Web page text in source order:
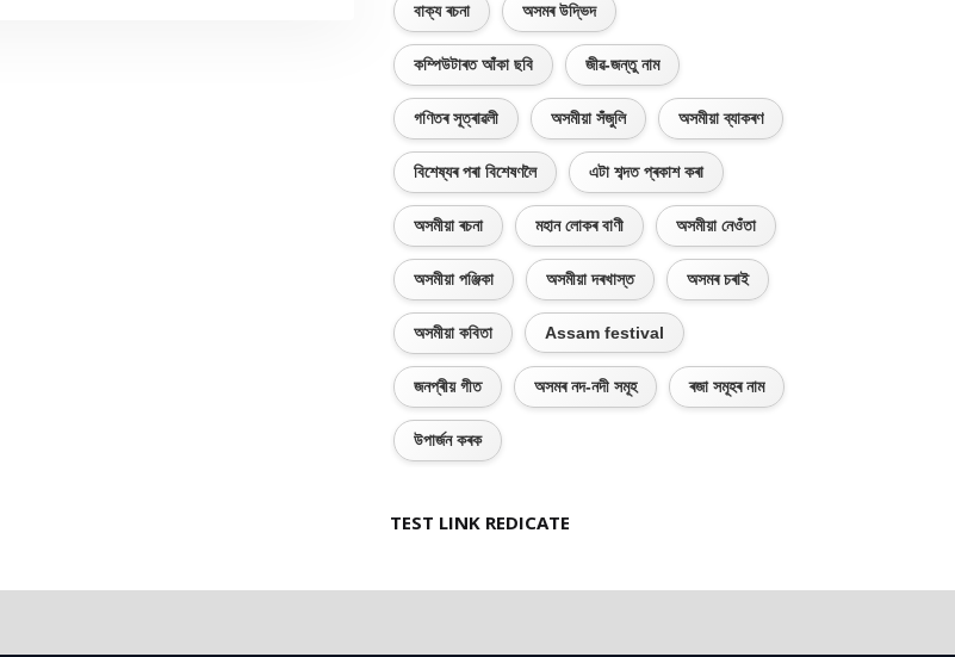
বাক্য ৰচনা অসমৰ উদ্ভিদ
কম্পিউটাৰত আঁকা ছবি জীৱ-জন্তু নাম
গণিতৰ সূত্ৰাৱলী অসমীয়া সঁজুলি অসমীয়া ব্যাকৰণ
বিশেষ্যৰ পৰা বিশেষণলৈ এটা শব্দত প্ৰকাশ কৰা
অসমীয়া ৰচনা মহান লোকৰ বাণী অসমীয়া নেওঁতা
অসমীয়া পঞ্জিকা অসমীয়া দৰখাস্ত অসমৰ চৰাই
অসমীয়া কবিতা Assam festival
জনপ্ৰীয় গীত অসমৰ নদ-নদী সমূহ ৰজা সমূহৰ নাম
উপাৰ্জন কৰক
TEST LINK REDICATE